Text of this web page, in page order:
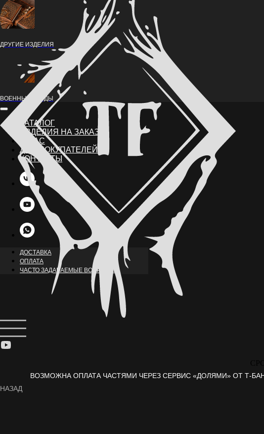
ВОЗМОЖНА ОПЛАТА ЧАСТЯМИ ЧЕРЕЗ СЕРВИС «ДОЛЯМИ» ОТ Т-
ДРУГИЕ ИЗДЕЛИЯ
ВОЕННЫЕ НАРДЫ
КАТАЛОГ
ИЗДЕЛИЯ НА ЗАКАЗ
О НАС
ДЛЯ ПОКУПАТЕЛЕЙ
КОНТАКТЫ
ДОСТАВКА
ОПЛАТА
ЧАСТО ЗАДАВАЕМЫЕ ВОПРОСЫ
НАЗАД